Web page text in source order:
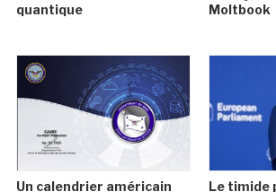
quantique
Moltbook
Un calendrier américain
Le timide